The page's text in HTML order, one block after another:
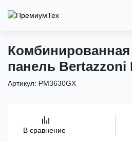
Комбинированная
панель Bertazzoni
Артикул: PM3630GX
В сравнение